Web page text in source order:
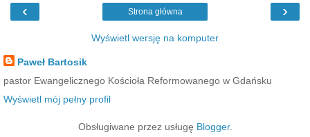
‹ ›
Strona główna
Wyświetl wersję na komputer
Paweł Bartosik
pastor Ewangelicznego Kościoła Reformowanego w Gdańsku
Wyświetl mój pełny profil
Obsługiwane przez usługę Blogger.